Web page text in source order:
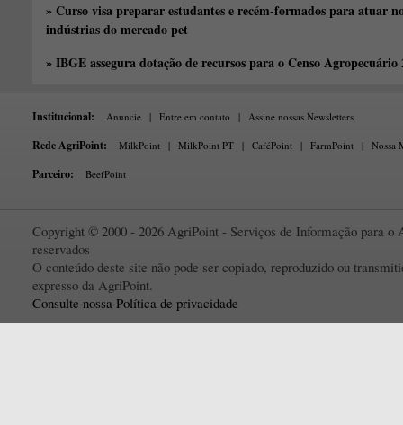
» Curso visa preparar estudantes e recém-formados para atuar
indústrias do mercado pet
» IBGE assegura dotação de recursos para o Censo Agropecuário
Institucional: Anuncie | Entre em contato | Assine nossas Newsletters
Rede AgriPoint: MilkPoint | MilkPoint PT | CaféPoint | FarmPoint | Nossa
Parceiro: BeefPoint
Copyright © 2000 - 2026 AgriPoint - Serviços de Informação para o
reservados
O conteúdo deste site não pode ser copiado, reproduzido ou
expresso da AgriPoint.
Consulte nossa Política de privacidade